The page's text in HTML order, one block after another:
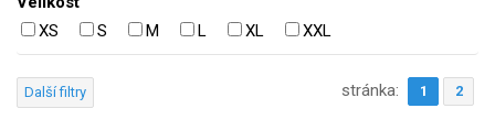
XS
S M L XL XXL
Další filtry stránka: 1 2